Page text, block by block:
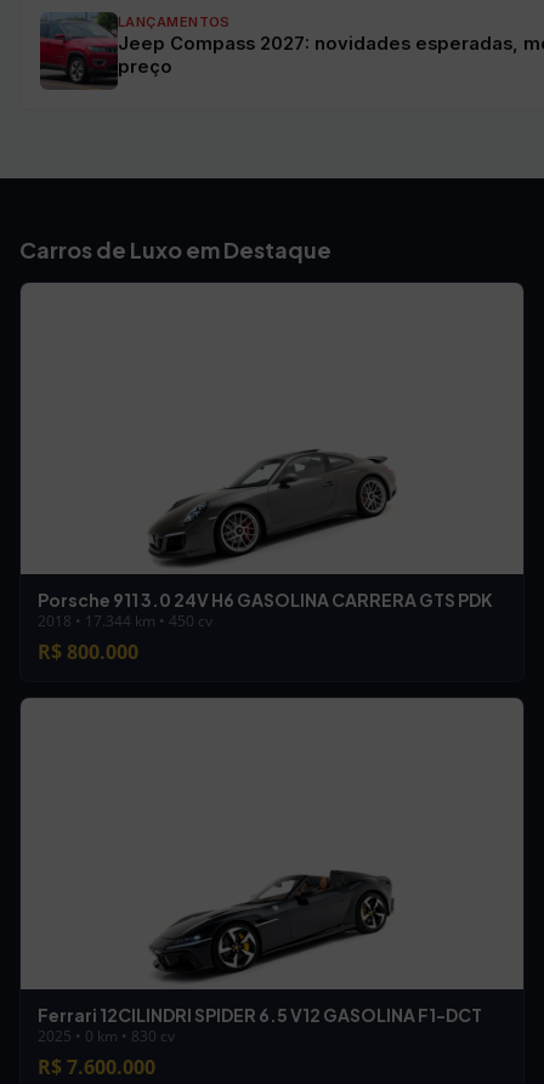
LANÇAMENTOS
Jeep Compass 2027: novidades esperadas,
preço
Carros de Luxo em Destaque
Porsche 911 3.0 24V H6 GASOLINA CARRERA GTS PDK
2018 • 17.344 km • 450 cv
R$ 800.000
Ferrari 12CILINDRI SPIDER 6.5 V12 GASOLINA F1-DCT
2025 • 0 km • 830 cv
R$ 7.600.000